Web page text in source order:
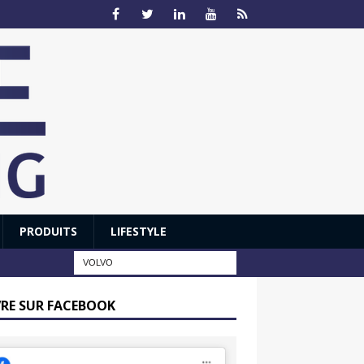
PRODUITS LIFESTYLE
SUR FACEBOOK